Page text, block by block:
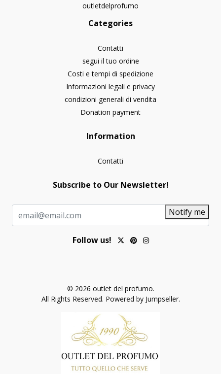
outletdelprofumo
Categories
Contatti
segui il tuo ordine
Costi e tempi di spedizione
Informazioni legali e privacy
condizioni generali di vendita
Donation payment
Information
Contatti
Subscribe to Our Newsletter!
Notify me
Follow us!
© 2026 outlet del profumo.
All Rights Reserved. Powered by Jumpseller.